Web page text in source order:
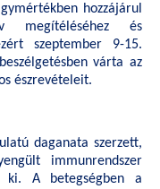
hozzájárul
megítéléséhez és
szeptember 9-15.
várta az
észrevételeit.
daganata szerzett,
immunrendszer
ki. A betegségben a